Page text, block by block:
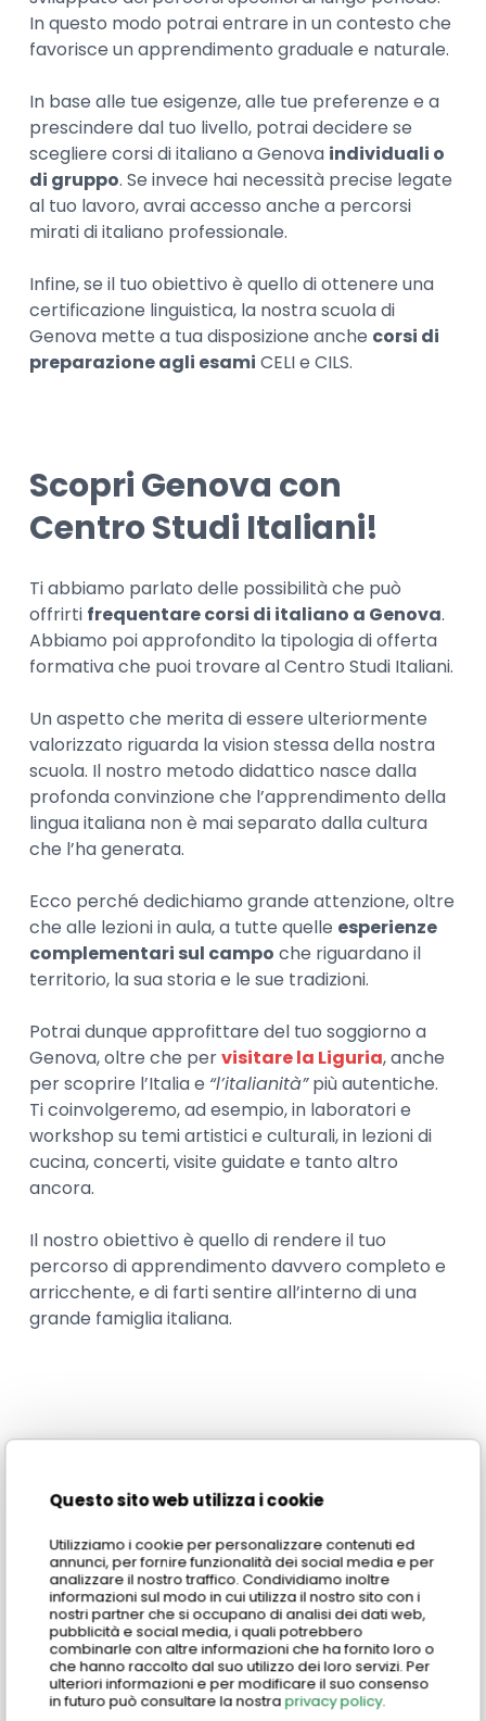
Questo sito web utilizza i cookie
Utilizziamo i cookie per personalizzare contenuti ed
annunci, per fornire funzionalità dei social media e per
analizzare il nostro traffico. Condividiamo inoltre
informazioni sul modo in cui utilizza il nostro sito con i
nostri partner che si occupano di analisi dei dati web,
pubblicità e social media, i quali potrebbero
combinarle con altre informazioni che ha fornito loro o
che hanno raccolto dal suo utilizzo dei loro servizi. Per
ulteriori informazioni e per modificare il suo consenso
in futuro può consultare la nostra privacy policy.
In questo modo potrai entrare in un contesto che
favorisce un apprendimento graduale e naturale.
In base alle tue esigenze, alle tue preferenze e a
prescindere dal tuo livello, potrai decidere se
scegliere corsi di italiano a Genova individuali o
di gruppo. Se invece hai necessità precise legate
al tuo lavoro, avrai accesso anche a percorsi
mirati di italiano professionale.
Infine, se il tuo obiettivo è quello di ottenere una
certificazione linguistica, la nostra scuola di
Genova mette a tua disposizione anche corsi di
preparazione agli esami CELI e CILS.
Scopri Genova con
Centro Studi Italiani!
Ti abbiamo parlato delle possibilità che può
offrirti frequentare corsi di italiano a Genova.
Abbiamo poi approfondito la tipologia di offerta
formativa che puoi trovare al Centro Studi Italiani.
Un aspetto che merita di essere ulteriormente
valorizzato riguarda la vision stessa della nostra
scuola. Il nostro metodo didattico nasce dalla
profonda convinzione che l’apprendimento della
lingua italiana non è mai separato dalla cultura
che l’ha generata.
Ecco perché dedichiamo grande attenzione, oltre
che alle lezioni in aula, a tutte quelle esperienze
complementari sul campo che riguardano il
territorio, la sua storia e le sue tradizioni.
Potrai dunque approfittare del tuo soggiorno a
Genova, oltre che pervisitare la Liguria, anche
per scoprire l’Italia e “l’italianità”più autentiche.
Ti coinvolgeremo, ad esempio, in laboratori e
workshop su temi artistici e culturali, in lezioni di
cucina, concerti, visite guidate e tanto altro
ancora.
Il nostro obiettivo è quello di rendere il tuo
percorso di apprendimento davvero completo e
arricchente, e di farti sentire all’interno di una
grande famiglia italiana.
Coordinatrice sede di Genova
Share Share
Share Pin